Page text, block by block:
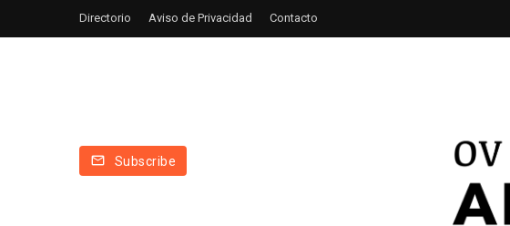
Directorio Aviso de Privacidad Contacto
Subscribe